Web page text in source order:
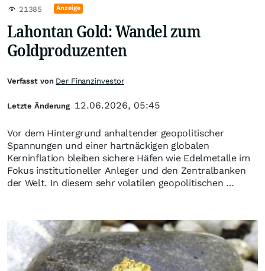
21385 Anzeige
Lahontan Gold: Wandel zum
Goldproduzenten
Vor dem Hintergrund anhaltender geopolitischer
Spannungen und einer hartnäckigen globalen
Kerninflation bleiben sichere Häfen wie Edelmetalle im
Fokus institutioneller Anleger und den Zentralbanken
der Welt. In diesem sehr volatilen geopolitischen …
Verfasst von Der Finanzinvestor
Letzte Änderung 12.06.2026, 05:45